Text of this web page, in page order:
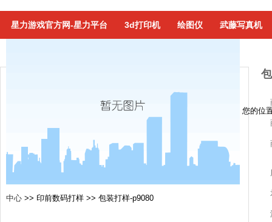
星力游戏官方网-星力平台 3d打印机 绘图仪 武藤写真机
您的位
中心 >> 印前数码打样 >> 包装打样-p9080